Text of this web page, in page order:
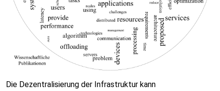
Die Dezentralisierung der Infrastruktur kann